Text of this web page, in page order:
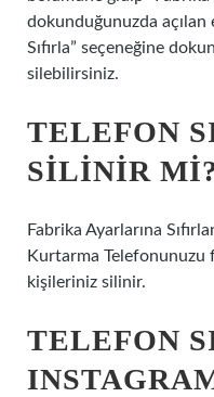
dokunduğunuzda açılan
Sıfırla” seçeneğine
silebilirsiniz.
TELEFON
SILINIR
Fabrika Ayarlarına
Kurtarma Telefonunuzu
kişileriniz silinir.
TELEFON